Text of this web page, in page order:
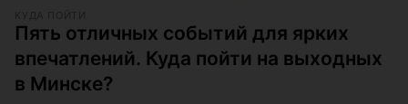
Пять отличных событий для ярких
впечатлений. Куда пойти на выходных
в Минске?